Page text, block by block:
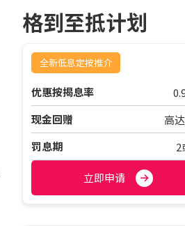
格到至抵计划
全新低息定按推介
优惠按揭息率
现金回赠
高
罚息期
2
立即申请